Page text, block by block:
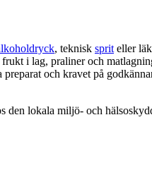
, teknisk sprit eller
i lag, praliner och
och kravet på
den lokala miljö- och